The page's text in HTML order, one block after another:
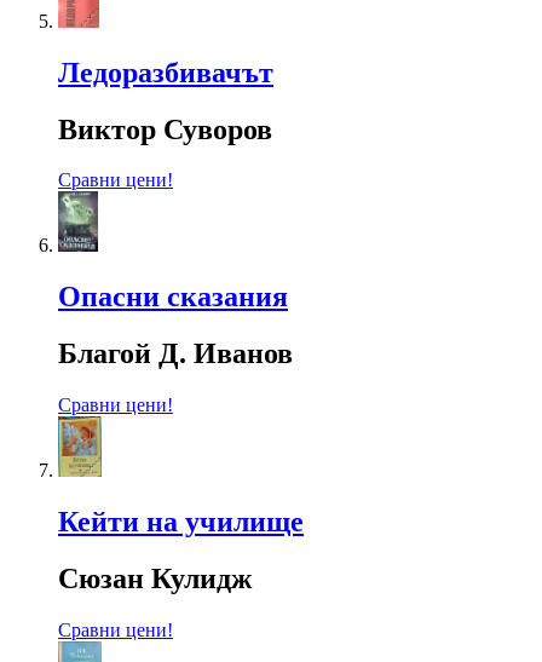
Ледоразбивачът
Виктор Суворов
Сравни цени!
Опасни сказания
Благой Д. Иванов
Сравни цени!
Кейти на училище
Сюзан Кулидж
Сравни цени!